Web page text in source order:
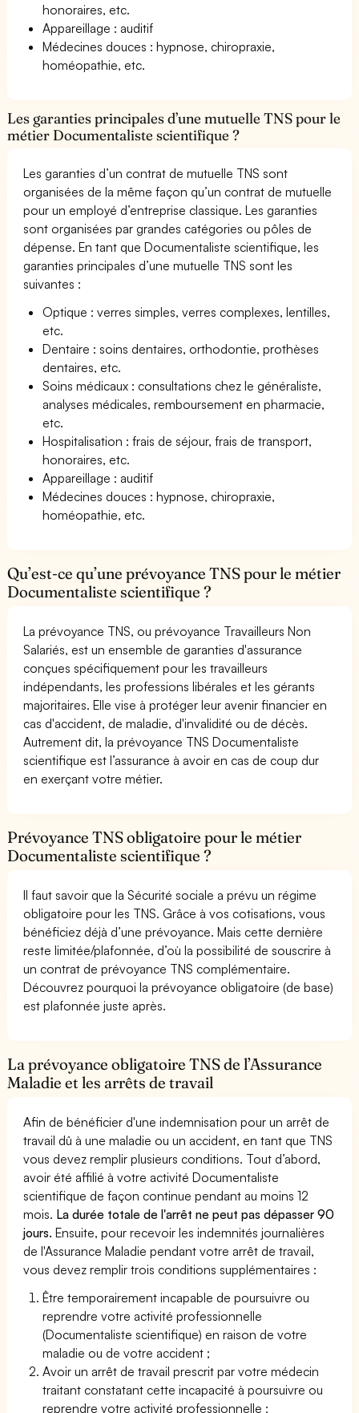
honoraires, etc.
Appareillage : auditif
Médecines douces : hypnose, chiropraxie,
homéopathie, etc.
Les garanties principales d’une mutuelle TNS pour le
métier Documentaliste scientifique ?
Les garanties d’un contrat de mutuelle TNS sont
organisées de la même façon qu’un contrat de mutuelle
pour un employé d’entreprise classique. Les garanties
sont organisées par grandes catégories ou pôles de
dépense. En tant que Documentaliste scientifique, les
garanties principales d’une mutuelle TNS sont les
suivantes :
Optique : verres simples, verres complexes, lentilles,
etc.
Dentaire : soins dentaires, orthodontie, prothèses
dentaires, etc.
Soins médicaux : consultations chez le généraliste,
analyses médicales, remboursement en pharmacie,
etc.
Hospitalisation : frais de séjour, frais de transport,
honoraires, etc.
Appareillage : auditif
Médecines douces : hypnose, chiropraxie,
homéopathie, etc.
Qu’est-ce qu’une prévoyance TNS pour le métier
Documentaliste scientifique ?
La prévoyance TNS, ou prévoyance Travailleurs Non
Salariés, est un ensemble de garanties d'assurance
conçues spécifiquement pour les travailleurs
indépendants, les professions libérales et les gérants
majoritaires. Elle vise à protéger leur avenir financier en
cas d'accident, de maladie, d'invalidité ou de décès.
Autrement dit, la prévoyance TNS Documentaliste
scientifique est l’assurance à avoir en cas de coup dur
en exerçant votre métier.
Prévoyance TNS obligatoire pour le métier
Documentaliste scientifique ?
Il faut savoir que la Sécurité sociale a prévu un régime
obligatoire pour les TNS. Grâce à vos cotisations, vous
bénéficiez déjà d’une prévoyance. Mais cette dernière
reste limitée/plafonnée, d’où la possibilité de souscrire à
un contrat de prévoyance TNS complémentaire.
Découvrez pourquoi la prévoyance obligatoire (de base)
est plafonnée juste après.
La prévoyance obligatoire TNS de l’Assurance
Maladie et les arrêts de travail
Afin de bénéficier d'une indemnisation pour un arrêt de
travail dû à une maladie ou un accident, en tant que TNS
vous devez remplir plusieurs conditions. Tout d’abord,
avoir été affilié à votre activité Documentaliste
scientifique de façon continue pendant au moins 12
mois. La durée totale de l'arrêt ne peut pas dépasser 90
jours. Ensuite, pour recevoir les indemnités journalières
de l'Assurance Maladie pendant votre arrêt de travail,
vous devez remplir trois conditions supplémentaires :
Être temporairement incapable de poursuivre ou
reprendre votre activité professionnelle
(Documentaliste scientifique) en raison de votre
maladie ou de votre accident ;
Avoir un arrêt de travail prescrit par votre médecin
traitant constatant cette incapacité à poursuivre ou
reprendre votre activité professionnelle ;